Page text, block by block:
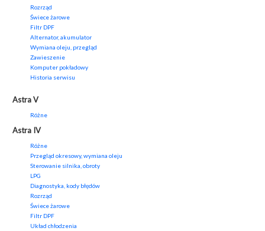
Rozrząd
Świece żarowe
Filtr DPF
Alternator, akumulator
Wymiana oleju, przegląd
Zawieszenie
Komputer pokładowy
Historia serwisu
Astra V
Różne
Astra IV
Różne
Przegląd okresowy, wymiana oleju
Sterowanie silnika, obroty
LPG
Diagnostyka, kody błędów
Rozrząd
Świece żarowe
Filtr DPF
Układ chłodzenia